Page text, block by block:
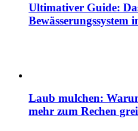
Ultimativer Guide:
Bewässerungssystem
Laub mulchen:
mehr zum Rechen